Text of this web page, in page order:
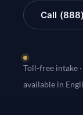
Call
Toll-free intake
available in